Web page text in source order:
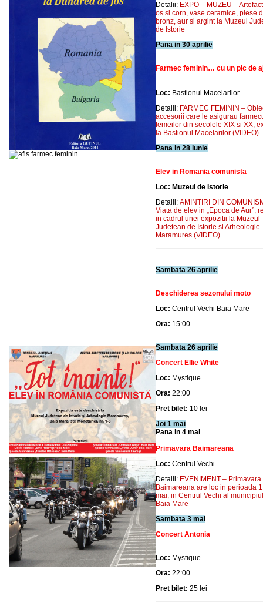
Detalii: EXPO – MUZEU –
os si corn, vase ceramice, piese
bronz, aur si argint la Muzeul
de Istorie
Pana in 30 aprilie
Farmec feminin… cu un pic de
Loc: Bastionul Macelarilor
Detalii: FARMEC FEMININ –
accesorii care le asigurau
femeilor din secolele XIX si XX,
la Bastionul Macelarilor (VIDEO)
Pana in 28 iunie
Elev in Romania comunista
Loc: Muzeul de Istorie
Detalii: AMINTIRI DIN
Viata de elev in „Epoca de Aur”,
in cadrul unei expozitii la Muzeul
Judetean de Istorie si Arheologie
Maramures (VIDEO)
Sambata 26 aprilie
Deschiderea sezonului moto
Loc: Centrul Vechi Baia Mare
Ora: 15:00
Sambata 26 aprilie
Concert Ellie White
Loc: Mystique
Ora: 22:00
Pret bilet: 10 lei
Joi 1 mai
Pana in 4 mai
Primavara Baimareana
Loc: Centrul Vechi
Detalii: EVENIMENT – Primavara
Baimareana are loc in perioada
mai, in Centrul Vechi al
Baia Mare
Sambata 3 mai
Concert Antonia
Loc: Mystique
Ora: 22:00
Pret bilet: 25 lei